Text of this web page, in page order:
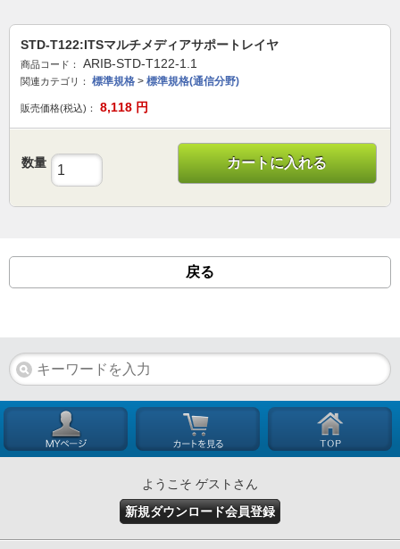
STD-T122:ITSマルチメディアサポートレイヤ
商品コード： ARIB-STD-T122-1.1
関連カテゴリ： 標準規格 > 標準規格(通信分野)
販売価格(税込)： 8,118 円
数量 カートに入れる
戻る
ようこそ ゲストさん
新規ダウンロード会員登録